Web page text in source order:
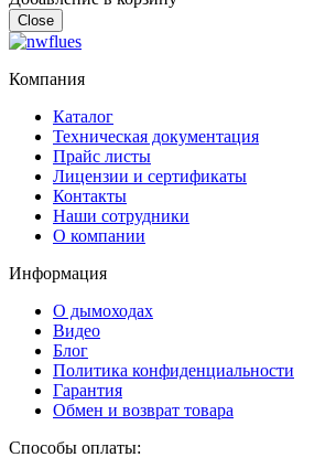
Close
Компания
Каталог
Техническая документация
Прайс листы
Лицензии и сертификаты
Контакты
Наши сотрудники
О компании
Информация
О дымоходах
Видео
Блог
Политика конфиденциальности
Гарантия
Обмен и возврат товара
Способы оплаты: